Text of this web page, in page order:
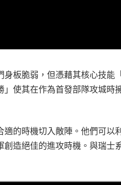
板脆弱，但憑藉其核心技能
使其在作為首發部隊攻城時
的時機切入敵陣。他們可以
造絕佳的進攻時機。與瑞士